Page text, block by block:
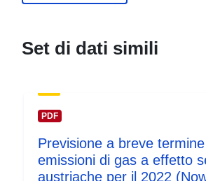
Set di dati simili
PDF
Previsione a breve
emissioni di gas a effetto
austriache per il 2022